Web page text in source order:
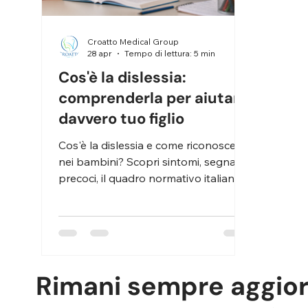
Cos'è la dislessia:
comprenderla per aiutare
davvero tuo figlio
Cos'è la dislessia e come riconoscerla
nei bambini? Scopri sintomi, segnali
precoci, il quadro normativo italiano e
Croatto Medical Group
28 apr
Tempo di lettura: 5 min
Rimani sempre